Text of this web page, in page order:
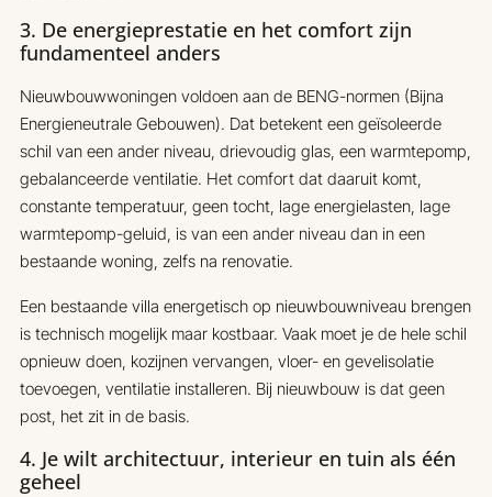
3. De energieprestatie en het comfort zijn
fundamenteel anders
Nieuwbouwwoningen voldoen aan de BENG-normen (Bijna
Energieneutrale Gebouwen). Dat betekent een geïsoleerde
schil van een ander niveau, drievoudig glas, een warmtepomp,
gebalanceerde ventilatie. Het comfort dat daaruit komt,
constante temperatuur, geen tocht, lage energielasten, lage
warmtepomp-geluid, is van een ander niveau dan in een
bestaande woning, zelfs na renovatie.
Een bestaande villa energetisch op nieuwbouwniveau brengen
is technisch mogelijk maar kostbaar. Vaak moet je de hele schil
opnieuw doen, kozijnen vervangen, vloer- en gevelisolatie
toevoegen, ventilatie installeren. Bij nieuwbouw is dat geen
post, het zit in de basis.
4. Je wilt architectuur, interieur en tuin als één
geheel